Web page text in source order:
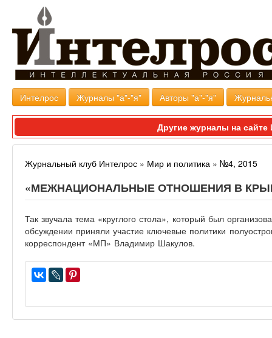
Интелрос Журналы "а"-"я" Авторы "а"-"я"
Другие журналы на
Журнальный клуб Интелрос » Мир и политика » №4, 2015
«МЕЖНАЦИОНАЛЬНЫЕ ОТНОШЕНИЯ В
Так звучала тема «круглого стола», который был
обсуждении приняли участие ключевые политики
корреспондент «МП» Владимир Шакулов.